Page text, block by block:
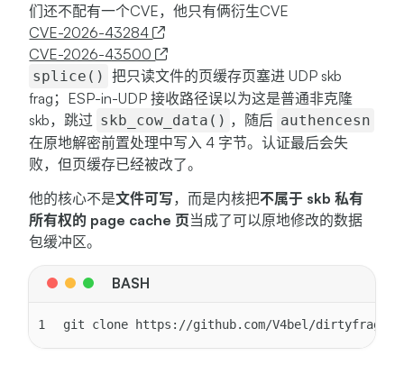
们还不配有一个CVE，他只有俩衍生CVE
CVE-2026-43284
CVE-2026-43500
splice() 把只读文件的页缓存页塞进 UDP skb
frag；ESP-in-UDP 接收路径误以为这是普通非克隆
skb，跳过 skb_cow_data() ，随后 authencesn
在原地解密前置处理中写入 4 字节。认证最后会失
败，但页缓存已经被改了。
他的核心不是文件可写，而是内核把不属于 skb 私有
所有权的 page cache 页当成了可以原地修改的数据
包缓冲区。
1 git clone https://github.com/V4bel/